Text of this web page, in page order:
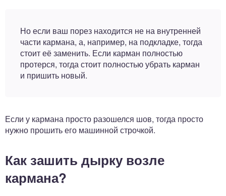
Но если ваш порез находится не на внутренней
части кармана, а, например, на подкладке, тогда
стоит её заменить. Если карман полностью
протерся, тогда стоит полностью убрать карман
и пришить новый.
Если у кармана просто разошелся шов, тогда просто
нужно прошить его машинной строчкой.
Как зашить дырку возле
кармана?